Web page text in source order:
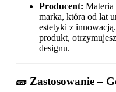
Producent: Materia
marka, która od lat
estetyki z
produkt,
designu.
🧱 Zastosowanie –